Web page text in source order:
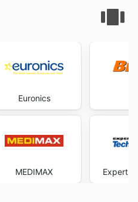
Euronics
MEDIMAX Expert